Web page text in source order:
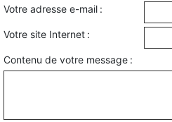
Votre adresse e-mail :
Votre site Internet :
Contenu de votre message :